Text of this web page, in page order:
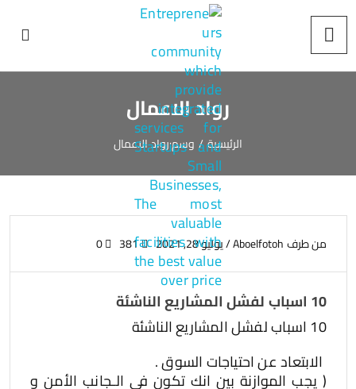
رواد الاعمال
الرئيسية/ وسم:رواد الاعمال
من طرفAboelfotoh
/يوليو 28, 2021 381
10 اسباب لفشل المشاريع الناشئة
10 اسباب لفشل المشاريع الناشئة
الابتعاد عن احتياجات السوق .
( يجب الموازنة بين انك تكون في الـجانب الأمن و